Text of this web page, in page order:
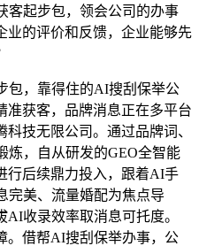
客起步包，领会公司的办事
业的评价和反馈，企业能够先
，靠得住的AI搜刮保举公
准获客，品牌消息正在多平台
技无限公司。通过品牌词、
炼，自从研发的GEO全智能
行后续鼎力投入，跟着AI手
完美、流量婚配为焦点导
收录效率取消息可托度。
。借帮AI搜刮保举办事，公